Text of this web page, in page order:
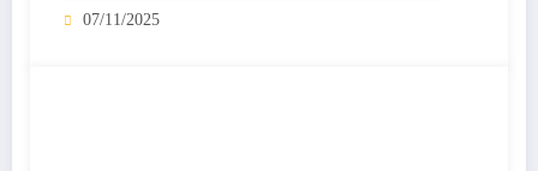
07/11/2025